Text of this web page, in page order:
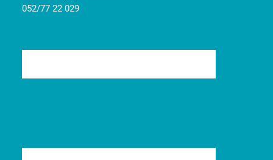
052/77 22 029